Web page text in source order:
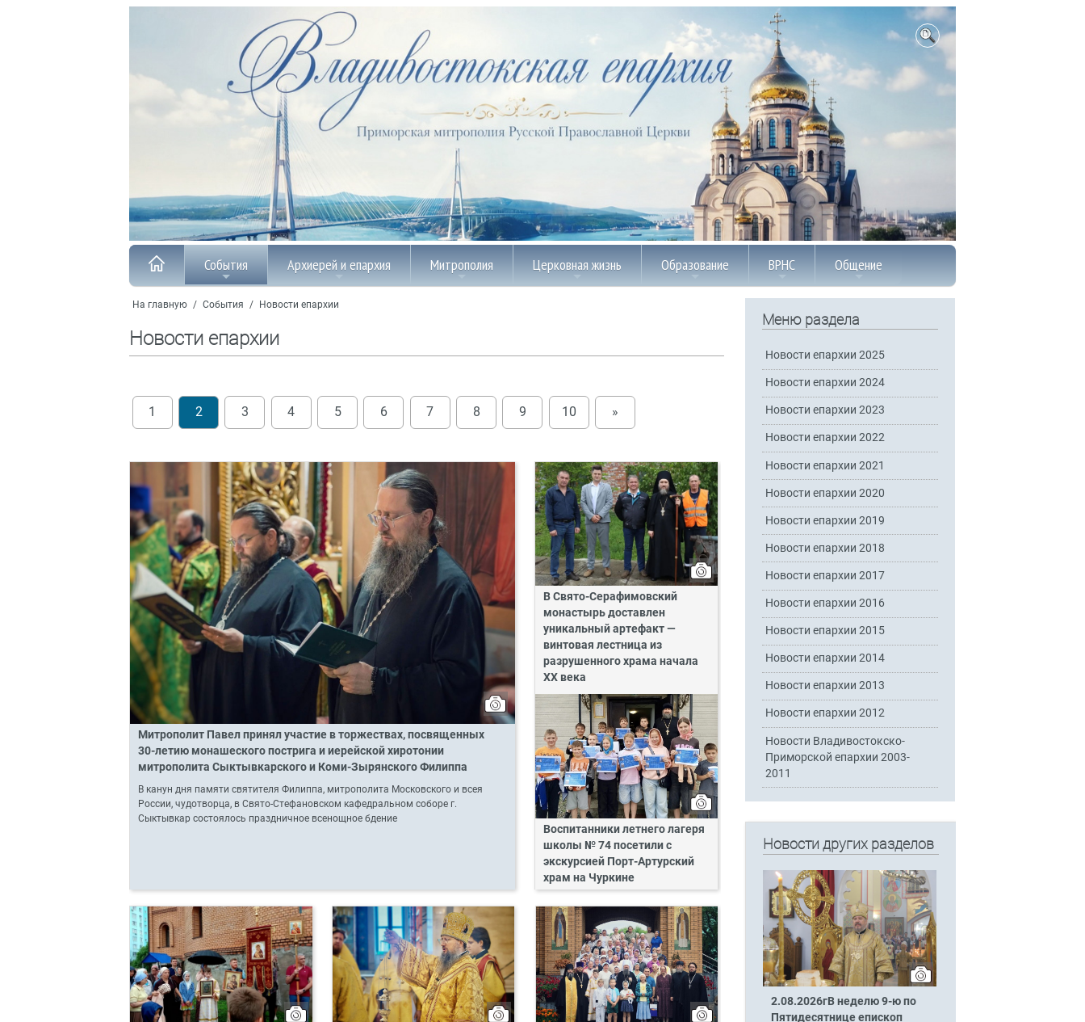
События Архиерей и епархия Митрополия Церковная жизнь Образование ВРНС Общение
На главную / События / Новости епархии
Новости епархии
1 2 3 4 5 6 7 8 9 10 »
Митрополит Павел принял участие в торжествах, посвященных
30-летию монашеского пострига и иерейской хиротонии
митрополита Сыктывкарского и Коми-Зырянского Филиппа
В канун дня памяти святителя Филиппа, митрополита Московского и всея
России, чудотворца, в Свято-Стефановском кафедральном соборе г.
Сыктывкар состоялось праздничное всенощное бдение
В Свято-Серафимовский
монастырь доставлен
уникальный артефакт —
винтовая лестница из
разрушенного храма начала
XX века
Воспитанники летнего лагеря
школы № 74 посетили с
экскурсией Порт-Артурский
храм на Чуркине
Меню раздела
Новости епархии 2025
Новости епархии 2024
Новости епархии 2023
Новости епархии 2022
Новости епархии 2021
Новости епархии 2020
Новости епархии 2019
Новости епархии 2018
Новости епархии 2017
Новости епархии 2016
Новости епархии 2015
Новости епархии 2014
Новости епархии 2013
Новости епархии 2012
Новости Владивостокско-
Приморской епархии 2003-
2011
Новости других разделов
2.08.2026гВ неделю 9-ю по
Пятидесятнице епископ